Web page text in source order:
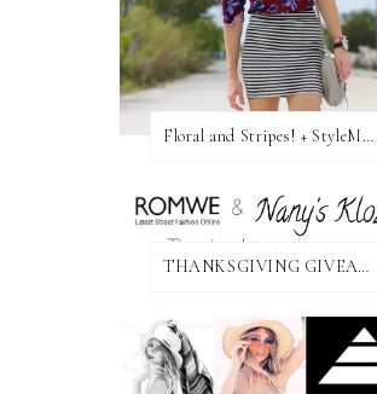
Floral and Stripes! + StyleMint GIVEAWAY!
THANKSGIVING GIVEAWAY!